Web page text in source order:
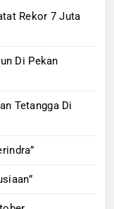
Rekor 7 Juta
Di Pekan
Tetangga Di